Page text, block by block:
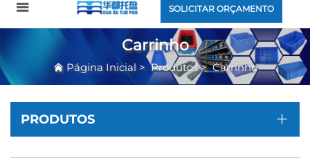
SOLICITAR ORÇAMENTO
Carrinho
Página Inicial >Produtos>Carrinho
PRODUTOS